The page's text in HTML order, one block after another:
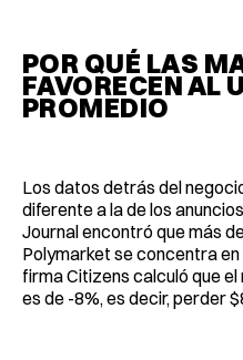
POR QUÉ LAS
FAVORECEN AL
PROMEDIO
Los datos detrás del
diferente a la de los
Journal encontró que más
Polymarket se concentra
firma Citizens calculó que
es de -8%, es decir, perder